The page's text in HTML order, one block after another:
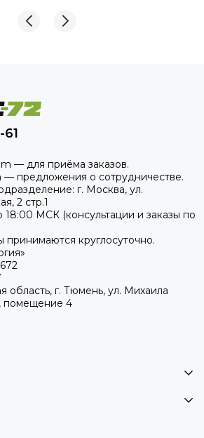
— для приёма заказов.
— предложения о сотрудничестве.
г. Москва, ул.
2 стр.1
18:00 МСК (консультации и заказы по
принимаются круглосуточно.
область, г. Тюмень, ул. Михаила
помещение 4